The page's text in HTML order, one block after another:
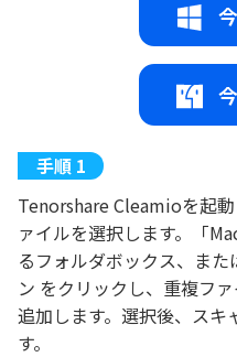
Tenorshare Cleamioを起
ァイルを選択します。「
るフォルダボックス、ま
ン をクリックし、重複フ
追加します。選択後、スキ
す。